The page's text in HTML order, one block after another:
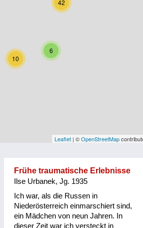
10
6
42
Leaflet | ©OpenStreetMap
Frühe traumatische Erlebnisse
Ilse Urbanek, Jg. 1935
Ich war, als die Russen in
Niederösterreich einmarschiert sind,
ein Mädchen von neun Jahren. In
dieser Zeit war ich versteckt in